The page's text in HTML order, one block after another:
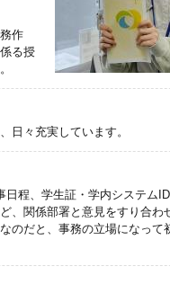
作
る授
日々充実しています。
程、学生証・学内システム
、関係部署と意見をすり合わ
のだと、事務の立場になって